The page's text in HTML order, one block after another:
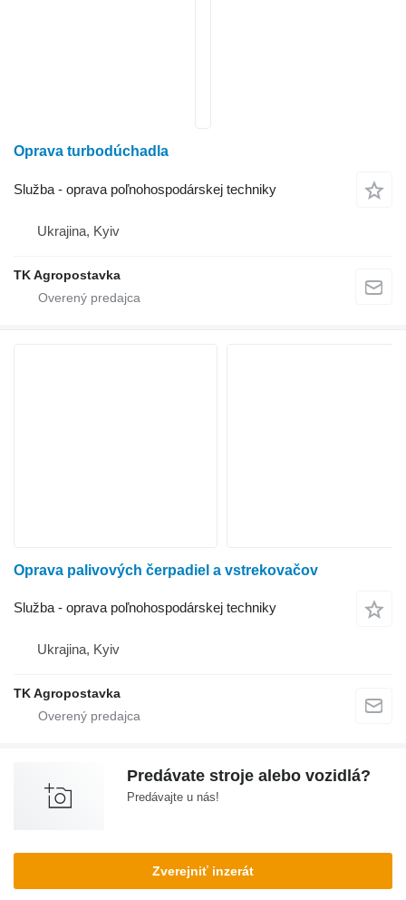
Oprava turbodúchadla
Služba - oprava poľnohospodárskej techniky
Ukrajina, Kyiv
TK Agropostavka
Oprava palivových čerpadiel a vstrekovačov
Služba - oprava poľnohospodárskej techniky
Ukrajina, Kyiv
TK Agropostavka
Predávate stroje alebo vozidlá?
Predávajte u nás!
Zverejniť inzerát